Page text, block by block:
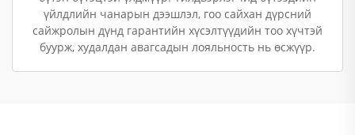
үйлдлийн чанарын дээшлэл, гоо сайхан дүрсний
сайжролын дүнд гарантийн хүсэлтүүдийн тоо хүчтэй
буурж, худалдан авагсадын лояльность нь өсжүүр.